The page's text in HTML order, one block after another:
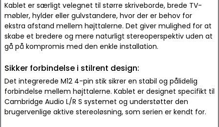
Kablet er særligt velegnet til større skriveborde, brede TV-
møbler, hylder eller gulvstandere, hvor der er behov for
ekstra afstand mellem højttalerne. Det giver mulighed for at
skabe et bredere og mere naturligt stereoperspektiv uden at
gå på kompromis med den enkle installation.
Sikker forbindelse i stilrent design:
Det integrerede M12 4-pin stik sikrer en stabil og pålidelig
forbindelse mellem højttalerne. Kablet er designet specifikt til
Cambridge Audio L/R S systemet og understøtter den
brugervenlige aktive stereoløsning, som serien er kendt for.